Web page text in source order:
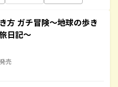
方 ガチ冒険～地球の歩き
日記～
売